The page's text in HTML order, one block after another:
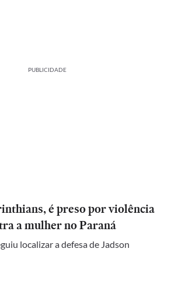
PUBLICIDADE
é preso por violência
a mulher no Paraná
localizar a defesa de Jadson